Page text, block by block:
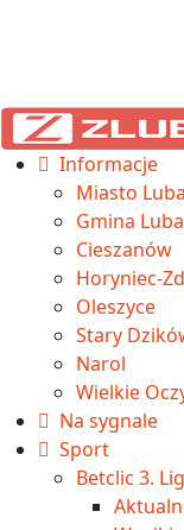
Informacje
Miasto
Gmina
Cieszanów
Horyniec-
Oleszyce
Stary
Narol
Wielkie
Na sygnale
Sport
Betclic 3.